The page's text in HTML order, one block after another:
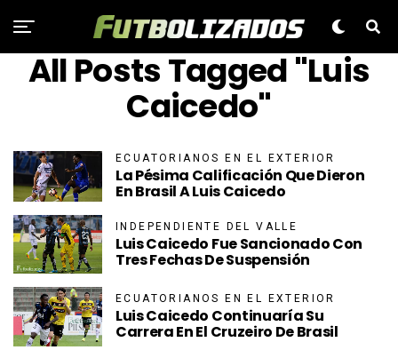
All Posts Tagged "Luis
Caicedo"
ECUATORIANOS EN EL EXTERIOR
La Pésima Calificación Que Dieron
En Brasil A Luis Caicedo
INDEPENDIENTE DEL VALLE
Luis Caicedo Fue Sancionado Con
Tres Fechas De Suspensión
ECUATORIANOS EN EL EXTERIOR
Luis Caicedo Continuaría Su
Carrera En El Cruzeiro De Brasil